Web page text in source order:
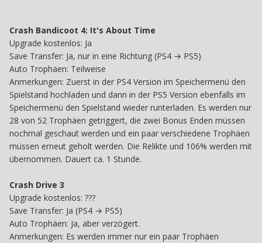
Crash Bandicoot 4: It's About Time
Upgrade kostenlos: Ja
Save Transfer: Ja, nur in eine Richtung (PS4 → PS5)
Auto Trophäen: Teilweise
Anmerkungen: Zuerst in der PS4 Version im Speichermenü den
Spielstand hochladen und dann in der PS5 Version ebenfalls im
Speichermenü den Spielstand wieder runterladen. Es werden nur
28 von 52 Trophäen getriggert, die zwei Bonus Enden müssen
nochmal geschaut werden und ein paar verschiedene Trophäen
müssen erneut geholt werden. Die Relikte und 106% werden mit
übernommen. Dauert ca. 1 Stunde.
Crash Drive 3
Upgrade kostenlos: ???
Save Transfer: Ja (PS4 → PS5)
Auto Trophäen: Ja, aber verzögert.
Anmerkungen: Es werden immer nur ein paar Trophäen